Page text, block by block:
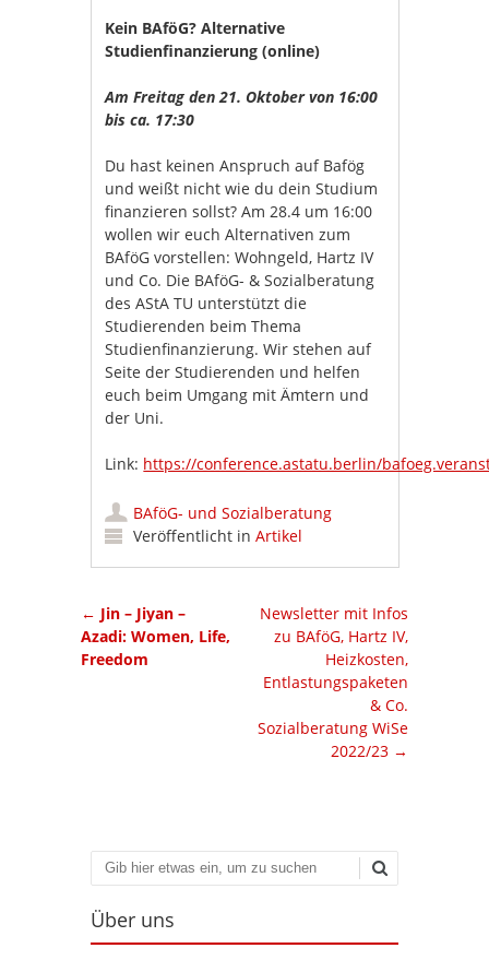
Kein BAföG? Alternative
Studienfinanzierung (online)
Am Freitag den 21. Oktober von 16:00
bis ca. 17:30
Du hast keinen Anspruch auf Bafög
und weißt nicht wie du dein Studium
finanzieren sollst? Am 28.4 um 16:00
wollen wir euch Alternativen zum
BAföG vorstellen: Wohngeld, Hartz IV
und Co. Die BAföG- & Sozialberatung
des AStA TU unterstützt die
Studierenden beim Thema
Studienfinanzierung. Wir stehen auf
Seite der Studierenden und helfen
euch beim Umgang mit Ämtern und
der Uni.
Link: https://conference.astatu.berlin/
BAföG- und Sozialberatung
Veröffentlicht inArtikel
Artikel-Navigation
← Jin – Jiyan –
Azadi: Women, Life,
Freedom
Newsletter mit Infos
zu BAföG, Hartz IV,
Heizkosten,
Entlastungspaketen
& Co.
Sozialberatung WiSe
2022/23 →
Suchen
Über uns